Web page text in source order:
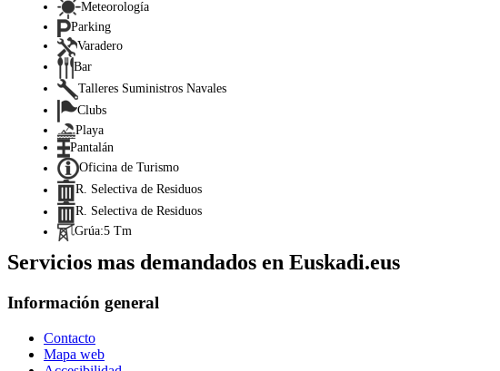
Meteorología
Parking
Varadero
Bar
Talleres Suministros Navales
Clubs
Playa
Pantalán
Oficina de Turismo
R. Selectiva de Residuos
R. Selectiva de Residuos
Grúa:5 Tm
Servicios mas demandados en Euskadi.eus
Información general
Contacto
Mapa web